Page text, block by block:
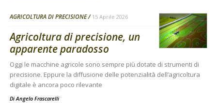
AGRICOLTURA DI PRECISIONE 15 Aprile 2026
Agricoltura di precisione, un
apparente paradosso
Oggi le macchine agricole sono sempre più dotate di strumenti di
precisione. Eppure la diffusione delle potenzialità dell’agricoltura
digitale è ancora poco rilevante
Di Angelo Frascarelli